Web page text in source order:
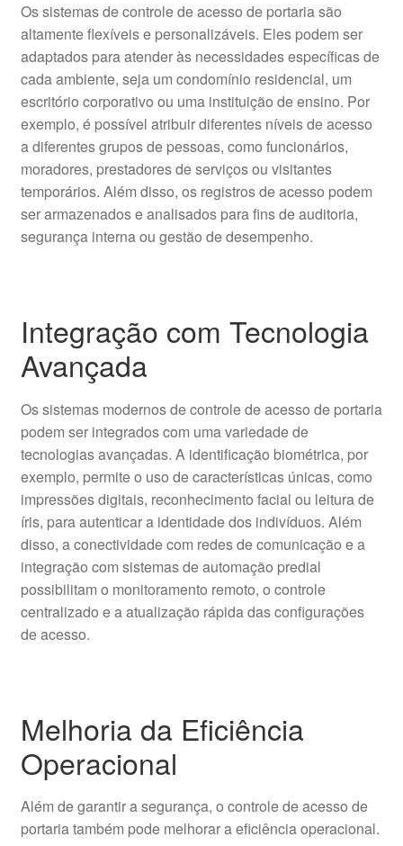
Os sistemas de controle de acesso de portaria são
altamente flexíveis e personalizáveis. Eles podem ser
adaptados para atender às necessidades específicas de
cada ambiente, seja um condomínio residencial, um
escritório corporativo ou uma instituição de ensino. Por
exemplo, é possível atribuir diferentes níveis de acesso
a diferentes grupos de pessoas, como funcionários,
moradores, prestadores de serviços ou visitantes
temporários. Além disso, os registros de acesso podem
ser armazenados e analisados para fins de auditoria,
segurança interna ou gestão de desempenho.
Integração com Tecnologia
Avançada
Os sistemas modernos de controle de acesso de portaria
podem ser integrados com uma variedade de
tecnologias avançadas. A identificação biométrica, por
exemplo, permite o uso de características únicas, como
impressões digitais, reconhecimento facial ou leitura de
íris, para autenticar a identidade dos indivíduos. Além
disso, a conectividade com redes de comunicação e a
integração com sistemas de automação predial
possibilitam o monitoramento remoto, o controle
centralizado e a atualização rápida das configurações
de acesso.
Melhoria da Eficiência
Operacional
Além de garantir a segurança, o controle de acesso de
portaria também pode melhorar a eficiência operacional.